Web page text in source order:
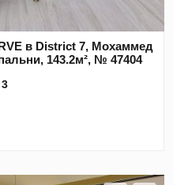
в District 7, Мохаммед
143.2м², № 47404
3